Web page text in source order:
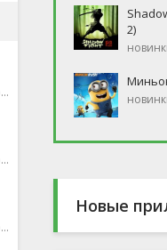
для мальчиков / для девочек
для мальчиков / для девочек
для мальчиков / для девочек
2)
Новые